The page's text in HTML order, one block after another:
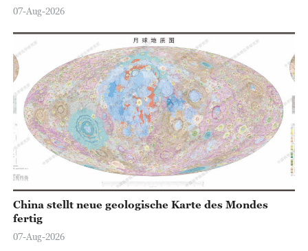
07-Aug-2026
China stellt neue geologische Karte des Mondes
fertig
07-Aug-2026